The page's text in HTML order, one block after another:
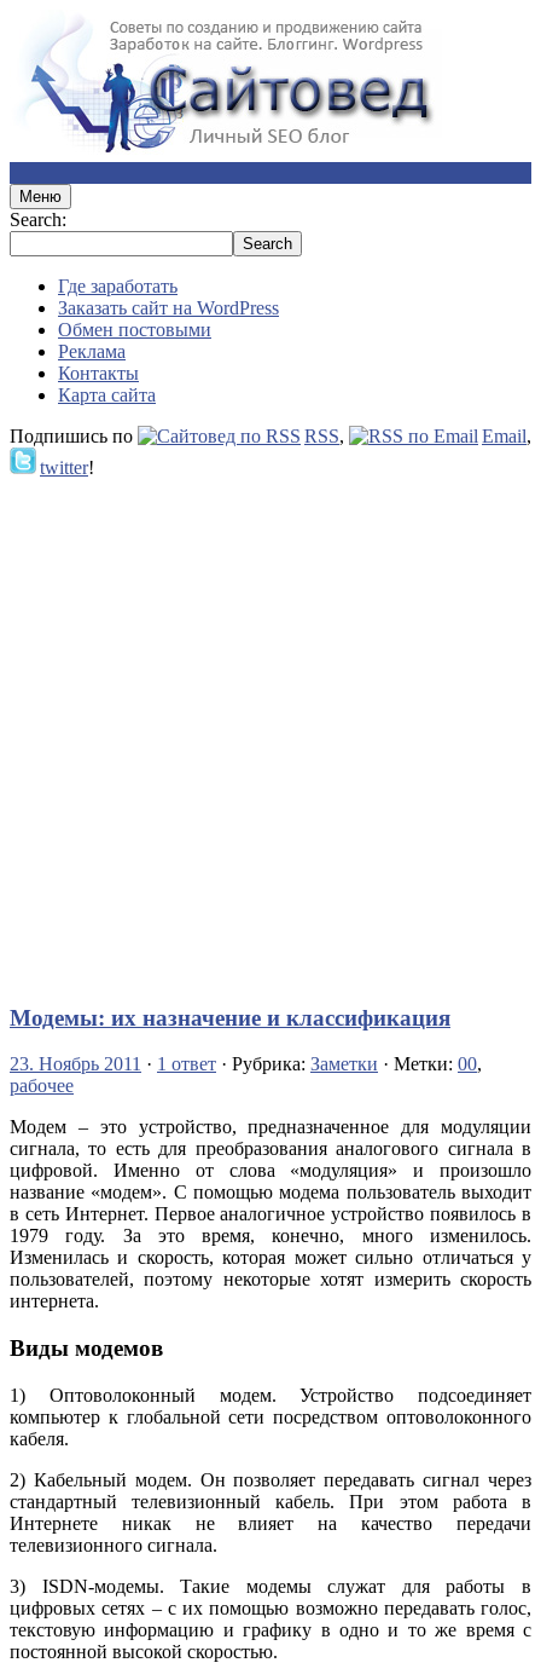
Меню
Search:
Где заработать
Заказать сайт на WordPress
Обмен постовыми
Реклама
Контакты
Карта сайта
Подпишись по
RSS, Email,
twitter!
Модемы: их назначение и классификация
23. Ноябрь 2011 · 1 ответ · Рубрика: Заметки · Метки: 00,
рабочее
Модем – это устройство, предназначенное для модуляции
сигнала, то есть для преобразования аналогового сигнала в
цифровой. Именно от слова «модуляция» и произошло
название «модем». С помощью модема пользователь выходит
в сеть Интернет. Первое аналогичное устройство появилось в
1979 году. За это время, конечно, много изменилось.
Изменилась и скорость, которая может сильно отличаться у
пользователей, поэтому некоторые хотят измерить скорость
интернета.
Виды модемов
1) Оптоволоконный модем. Устройство подсоединяет
компьютер к глобальной сети посредством оптоволоконного
кабеля.
2) Кабельный модем. Он позволяет передавать сигнал через
стандартный телевизионный кабель. При этом работа в
Интернете никак не влияет на качество передачи
телевизионного сигнала.
3) ISDN-модемы. Такие модемы служат для работы в
цифровых сетях – с их помощью возможно передавать голос,
текстовую информацию и графику в одно и то же время с
постоянной высокой скоростью.